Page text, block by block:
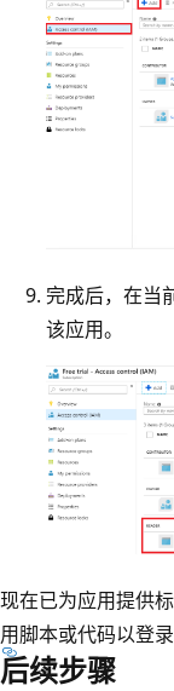
完成后，在当
该应用。
现在已为应用提供
用脚本或代码以登
后续步骤